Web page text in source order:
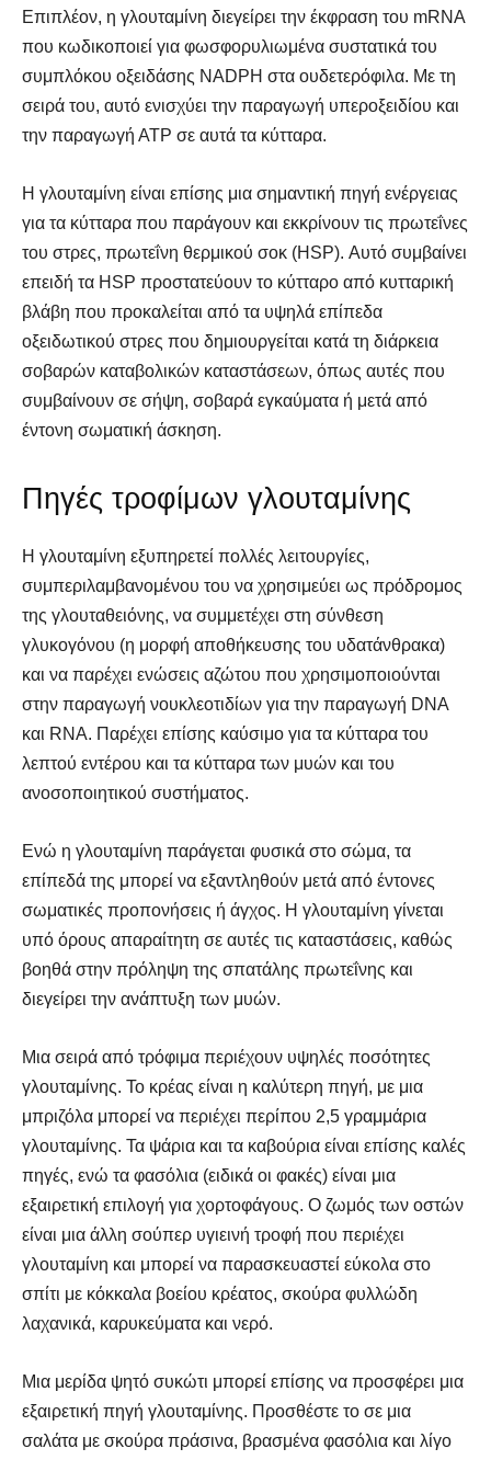
Επιπλέον, η γλουταμίνη διεγείρει την έκφραση του mRNA
που κωδικοποιεί για φωσφορυλιωμένα συστατικά του
συμπλόκου οξειδάσης NADPH στα ουδετερόφιλα. Με τη
σειρά του, αυτό ενισχύει την παραγωγή υπεροξειδίου και
την παραγωγή ΑΤΡ σε αυτά τα κύτταρα.
Η γλουταμίνη είναι επίσης μια σημαντική πηγή ενέργειας
για τα κύτταρα που παράγουν και εκκρίνουν τις πρωτεΐνες
του στρες, πρωτεΐνη θερμικού σοκ (HSP). Αυτό συμβαίνει
επειδή τα HSP προστατεύουν το κύτταρο από κυτταρική
βλάβη που προκαλείται από τα υψηλά επίπεδα
οξειδωτικού στρες που δημιουργείται κατά τη διάρκεια
σοβαρών καταβολικών καταστάσεων, όπως αυτές που
συμβαίνουν σε σήψη, σοβαρά εγκαύματα ή μετά από
έντονη σωματική άσκηση.
Πηγές τροφίμων γλουταμίνης
Η γλουταμίνη εξυπηρετεί πολλές λειτουργίες,
συμπεριλαμβανομένου του να χρησιμεύει ως πρόδρομος
της γλουταθειόνης, να συμμετέχει στη σύνθεση
γλυκογόνου (η μορφή αποθήκευσης του υδατάνθρακα)
και να παρέχει ενώσεις αζώτου που χρησιμοποιούνται
στην παραγωγή νουκλεοτιδίων για την παραγωγή DNA
και RNA. Παρέχει επίσης καύσιμο για τα κύτταρα του
λεπτού εντέρου και τα κύτταρα των μυών και του
ανοσοποιητικού συστήματος.
Ενώ η γλουταμίνη παράγεται φυσικά στο σώμα, τα
επίπεδά της μπορεί να εξαντληθούν μετά από έντονες
σωματικές προπονήσεις ή άγχος. Η γλουταμίνη γίνεται
υπό όρους απαραίτητη σε αυτές τις καταστάσεις, καθώς
βοηθά στην πρόληψη της σπατάλης πρωτεΐνης και
διεγείρει την ανάπτυξη των μυών.
Μια σειρά από τρόφιμα περιέχουν υψηλές ποσότητες
γλουταμίνης. Το κρέας είναι η καλύτερη πηγή, με μια
μπριζόλα μπορεί να περιέχει περίπου 2,5 γραμμάρια
γλουταμίνης. Τα ψάρια και τα καβούρια είναι επίσης καλές
πηγές, ενώ τα φασόλια (ειδικά οι φακές) είναι μια
εξαιρετική επιλογή για χορτοφάγους. Ο ζωμός των οστών
είναι μια άλλη σούπερ υγιεινή τροφή που περιέχει
γλουταμίνη και μπορεί να παρασκευαστεί εύκολα στο
σπίτι με κόκκαλα βοείου κρέατος, σκούρα φυλλώδη
λαχανικά, καρυκεύματα και νερό.
Μια μερίδα ψητό συκώτι μπορεί επίσης να προσφέρει μια
εξαιρετική πηγή γλουταμίνης. Προσθέστε το σε μια
σαλάτα με σκούρα πράσινα, βρασμένα φασόλια και λίγο